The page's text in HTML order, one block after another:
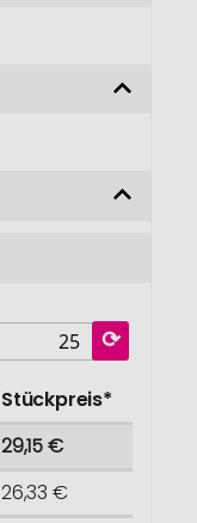
Stückpreis*
29,15 €
26,33 €